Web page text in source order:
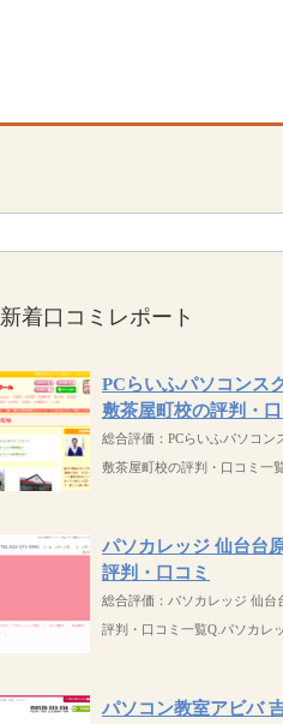
新着口コミレポート
PCらいふパソコンス
敷茶屋町校の評判・口
総合評価：PCらいふパソコン
敷茶屋町校の評判・口コミ一
パソカレッジ 仙台台
評判・口コミ
総合評価：パソカレッジ 仙台
評判・口コミ一覧Q.パソカレ
パソコン教室アビバ